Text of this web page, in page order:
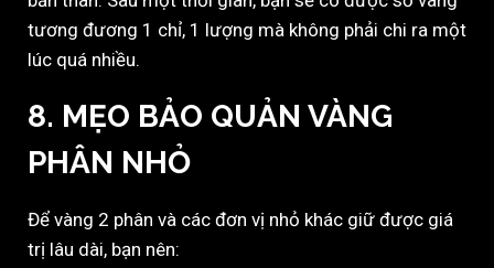
tương đương 1 chỉ, 1 lượng mà không phải chi ra một
lúc quá nhiều.
8. MẸO BẢO QUẢN VÀNG
PHÂN NHỎ
Để vàng 2 phân và các đơn vị nhỏ khác giữ được giá
trị lâu dài, bạn nên: